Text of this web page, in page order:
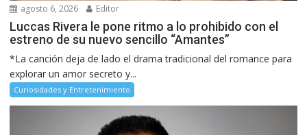
agosto 6, 2026 Editor
Luccas Rivera le pone ritmo a lo prohibido con el
estreno de su nuevo sencillo “Amantes”
*La canción deja de lado el drama tradicional del romance para
explorar un amor secreto y...
Curiosidades y Entretenimiento